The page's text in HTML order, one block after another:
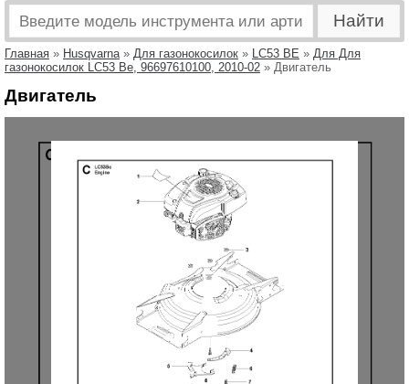
Главная » Husqvarna» Для газонокосилок » LC53 BE » Для Для
газонокосилок LC53 Be, 96697610100, 2010-02 » Двигатель
Двигатель